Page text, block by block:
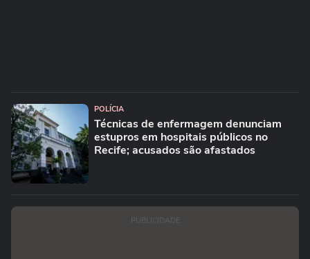
POLÍCIA
Técnicas de enfermagem denunciam
estupros em hospitais públicos no
Recife; acusados são afastados
PUBLICIDADE